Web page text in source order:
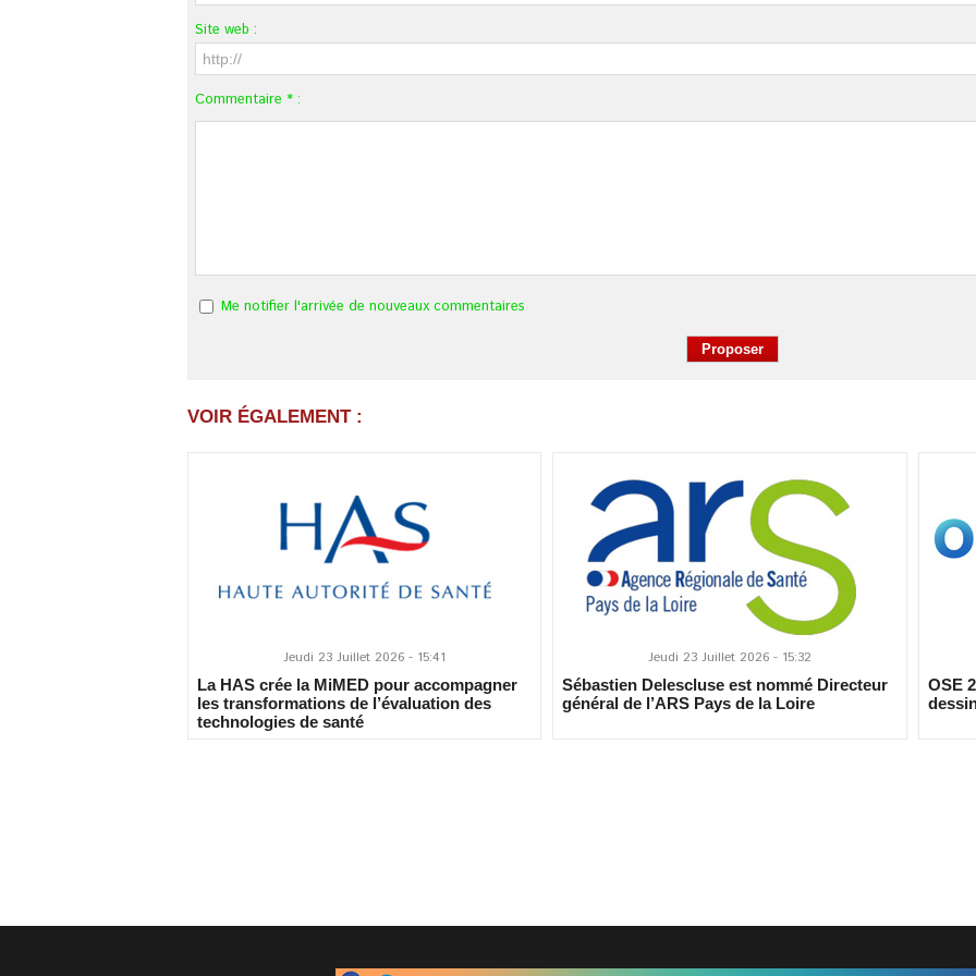
Site web :
Commentaire * :
Me notifier l'arrivée de nouveaux commentaires
VOIR ÉGALEMENT :
Jeudi 23 Juillet 2026 - 15:41
La HAS crée la MiMED pour accompagner
les transformations de l’évaluation des
technologies de santé
Jeudi 23 Juillet 2026 - 15:32
Sébastien Delescluse est nommé Directeur
général de l’ARS Pays de la Loire
OSE